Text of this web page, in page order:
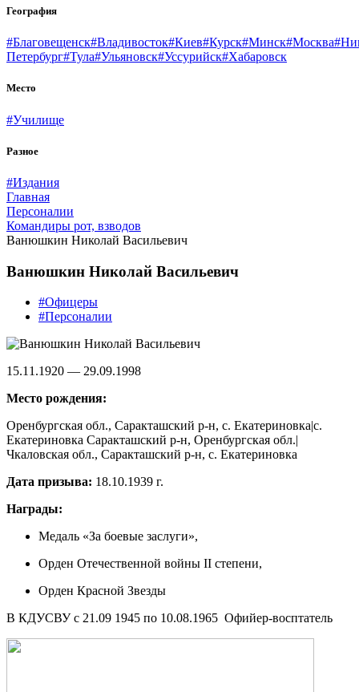
География
#Благовещенск#Владивосток#Киев#Курск#Минск#Москва
Петербург#Тула#Ульяновск#Уссурийск#Хабаровск
Место
#Училище
Разное
#Издания
Главная
Персоналии
Командиры рот, взводов
Ванюшкин Николай Васильевич
Ванюшкин Николай Васильевич
#Офицеры
#Персоналии
15.11.1920 — 29.09.1998
Место рождения:
Оренбургская обл., Саракташский р-н, с. Екатериновка|с.
Екатериновка Саракташский р-н, Оренбургская обл.|
Чкаловская обл., Саракташский р-н, с. Екатериновка
Дата призыва: 18.10.1939 г.
Награды:
Медаль «За боевые заслуги»,
Орден Отечественной войны II степени,
Орден Красной Звезды
В КДУСВУ с 21.09 1945 по 10.08.1965 Офийер-восптатель